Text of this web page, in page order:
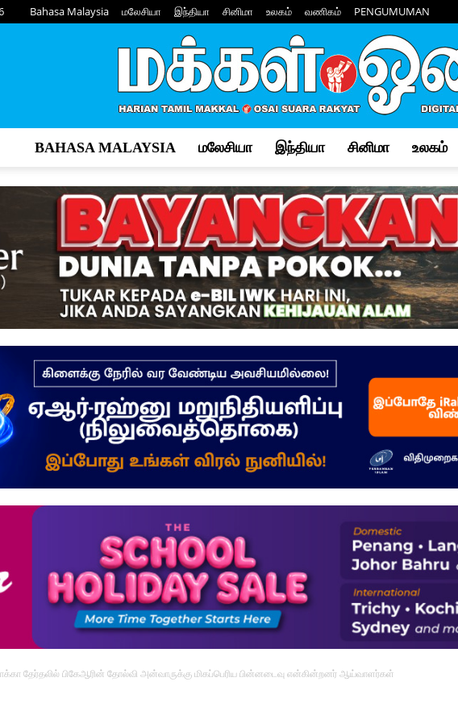
Bahasa Malaysia மலேசியா இந்தியா சினிமா உலகம் வணிகம் PENGUMUMAN
Osai
–
மக்கள்
BAHASA MALAYSIA மலேசியா இந்தியா சினிமா உலகம்
தேர்தலில் பிகேஆரின் தோல்வி அன்வாருக்கு மிகப்பெரிய பின்னடைவு என்கின்றனர் ஆய்வாளர்கள்